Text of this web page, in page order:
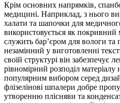
Крім основних напрямків,
медицині. Наприклад, з нього
халати та шапочки для
використовується як покривний
служить бар’єром для вологи та
незамінний у виготовленні
своїй структурі він забезпечує
рівномірний розподіл матеріалу
популярним вибором серед
флізелінові шпалери добре
утворенню плісняви та